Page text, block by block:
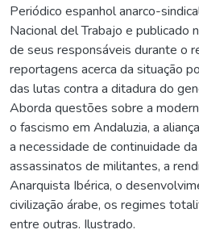
Periódico espanhol anarco-
Nacional del Trabajo e publicado
de seus responsáveis durante o
reportagens acerca da situação
das lutas contra a ditadura do
Aborda questões sobre a
o fascismo em Andaluzia, a
a necessidade de continuidade
assassinatos de militantes, a
Anarquista Ibérica, o
civilização árabe, os regimes
entre outras. Ilustrado.